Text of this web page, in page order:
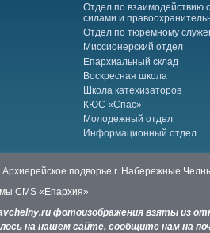
Отдел по взаимодействию
силами и
Отдел по тюремному
Миссионерский отдел
Епархиальный склад
Воскресная школа
Школа катехизаторов
КЮС «Спас»
Молодежный отдел
Информационный отдел
подворье г. Набережные
CMS «Епархия»
фотоизображения взяты из
на нашем сайте, сообщите нам на